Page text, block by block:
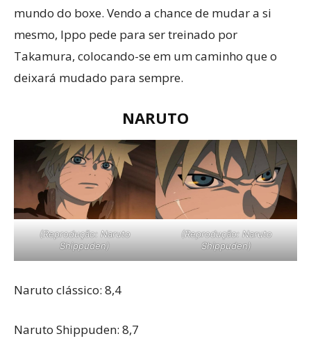
mundo do boxe. Vendo a chance de mudar a si
mesmo, Ippo pede para ser treinado por
Takamura, colocando-se em um caminho que o
deixará mudado para sempre.
NARUTO
(Reprodução: Naruto
Shippuden)
(Reprodução: Naruto
Shippuden)
Naruto clássico: 8,4
Naruto Shippuden: 8,7